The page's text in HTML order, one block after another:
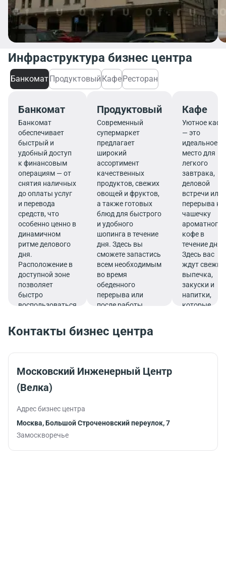
Инфраструктура бизнес центра
БанкоматПродуктовый КафеРесторан
Банкомат
Банкомат
обеспечивает
быстрый и
удобный доступ
к финансовым
операциям — от
снятия наличных
до оплаты услуг
и перевода
средств, что
особенно ценно в
динамичном
ритме делового
дня.
Расположение в
доступной зоне
позволяет
быстро
воспользоваться
Продуктовый
Современный
супермаркет
предлагает
широкий
ассортимент
качественных
продуктов, свежих
овощей и фруктов,
а также готовых
блюд для быстрого
и удобного
шопинга в течение
дня. Здесь вы
сможете запастись
всем необходимым
во время
обеденного
перерыва или
после работы.
Кафе
Уютное кафе
— это
идеальное
место для
легкого
завтрака,
деловой
встречи или
перерыва на
чашечку
ароматного
кофе в
течение дня.
Здесь вас
ждут свежие
выпечка,
закуски и
напитки,
которые
продуктивно
Контакты бизнес центра
Московский Инженерный Центр
(Велка)
Адрес бизнес центра
Москва, Большой Строченовский переулок, 7
Замоскворечье